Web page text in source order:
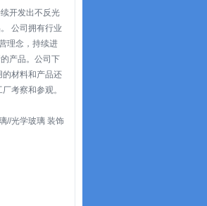
开发出不反光
公司拥有行业
理念，持续进
产品。公司下
的材料和产品还
考察和参观。
//光学玻璃 装饰